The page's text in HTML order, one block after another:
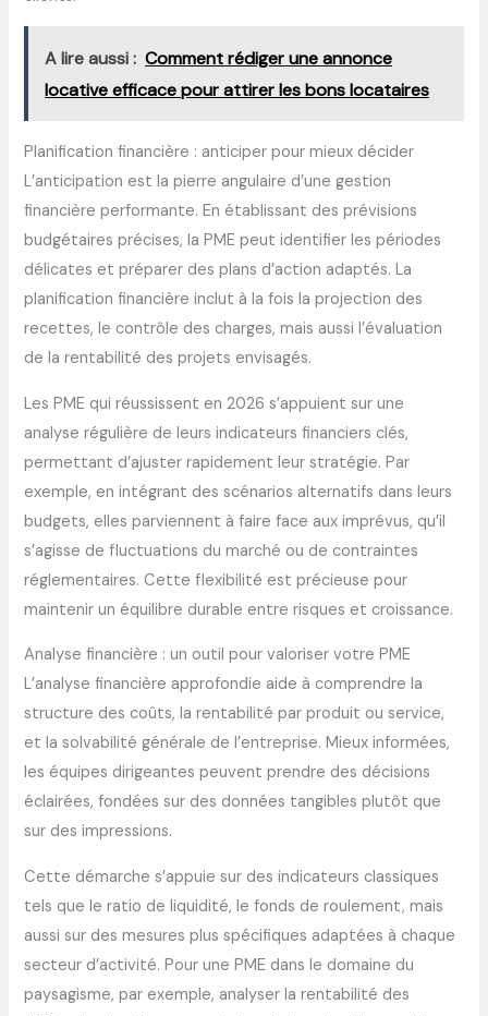
A lire aussi : Comment rédiger une annonce
locative efficace pour attirer les bons locataires
Planification financière : anticiper pour mieux décider
L’anticipation est la pierre angulaire d’une gestion
financière performante. En établissant des prévisions
budgétaires précises, la PME peut identifier les périodes
délicates et préparer des plans d’action adaptés. La
planification financière inclut à la fois la projection des
recettes, le contrôle des charges, mais aussi l’évaluation
de la rentabilité des projets envisagés.
Les PME qui réussissent en 2026 s’appuient sur une
analyse régulière de leurs indicateurs financiers clés,
permettant d’ajuster rapidement leur stratégie. Par
exemple, en intégrant des scénarios alternatifs dans leurs
budgets, elles parviennent à faire face aux imprévus, qu’il
s’agisse de fluctuations du marché ou de contraintes
réglementaires. Cette flexibilité est précieuse pour
maintenir un équilibre durable entre risques et croissance.
Analyse financière : un outil pour valoriser votre PME
L’analyse financière approfondie aide à comprendre la
structure des coûts, la rentabilité par produit ou service,
et la solvabilité générale de l’entreprise. Mieux informées,
les équipes dirigeantes peuvent prendre des décisions
éclairées, fondées sur des données tangibles plutôt que
sur des impressions.
Cette démarche s’appuie sur des indicateurs classiques
tels que le ratio de liquidité, le fonds de roulement, mais
aussi sur des mesures plus spécifiques adaptées à chaque
secteur d’activité. Pour une PME dans le domaine du
paysagisme, par exemple, analyser la rentabilité des